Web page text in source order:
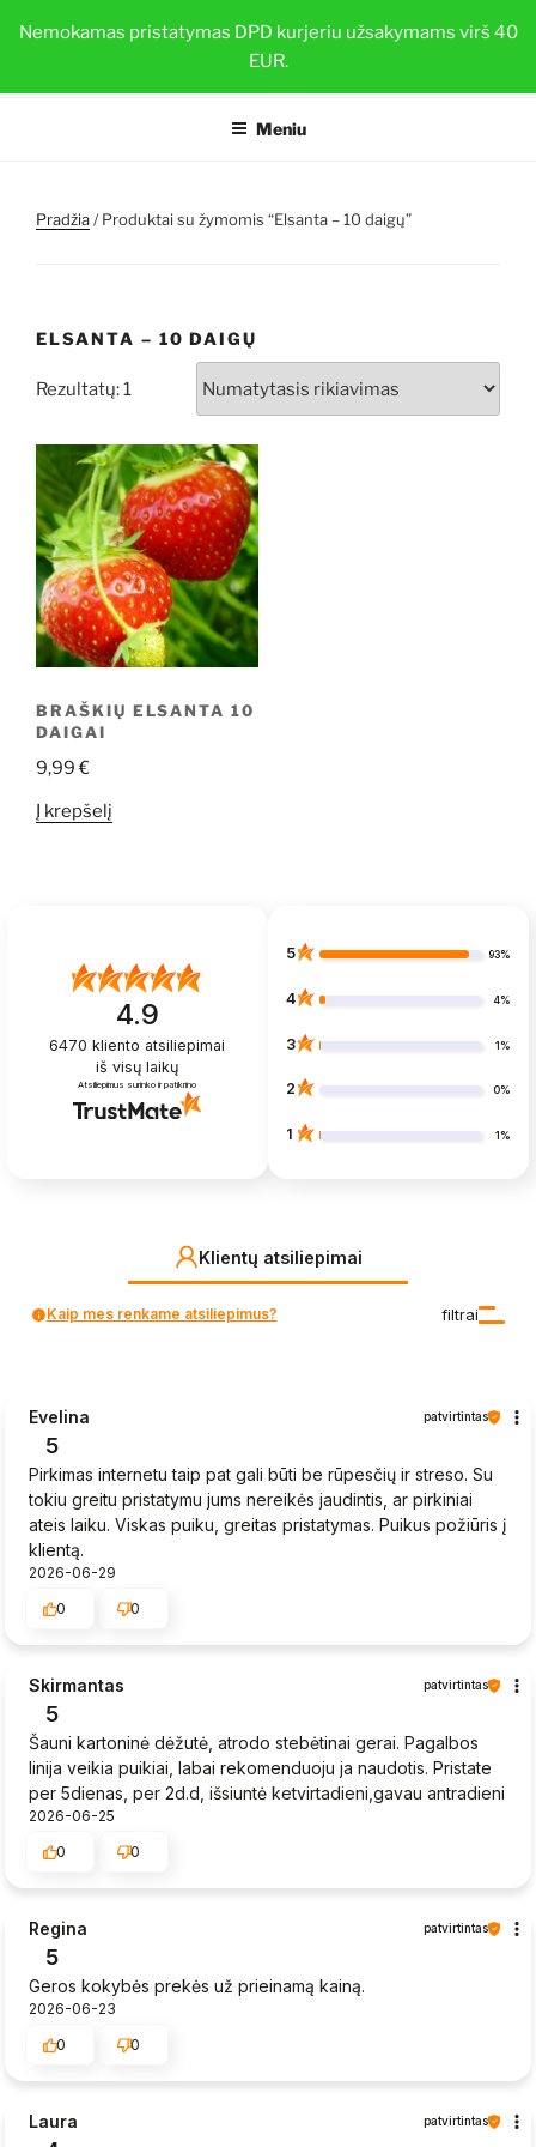
Nemokamas pristatymas DPD kurjeriu užsakymams virš 40
EUR.
prie BRAŠKIŲ DAIGAI
Sveiki ir stiprūs augalai su TOP-PLANT™
Meniu
Pradžia/ Produktai su žymomis “Elsanta – 10 daigų”
ELSANTA – 10 DAIGŲ
Rezultatų: 1
BRAŠKIŲ ELSANTA 10
DAIGAI
9,99€
Į krepšelį
4.9
6470 kliento atsiliepimai
iš visų laikų
Atsiliepimus surinko ir patikrino
5 93%
4 4%
3 1%
2 0%
1 1%
Klientų atsiliepimai
filtrai
Kaip mes renkame atsiliepimus?
Evelina patvirtintas
5
Pirkimas internetu taip pat gali būti be rūpesčių ir streso. Su
tokiu greitu pristatymu jums nereikės jaudintis, ar pirkiniai
ateis laiku. Viskas puiku, greitas pristatymas. Puikus požiūris į
klientą.
2026-06-29
0
0
Skirmantas patvirtintas
5
Šauni kartoninė dėžutė, atrodo stebėtinai gerai. Pagalbos
linija veikia puikiai, labai rekomenduoju ja naudotis. Pristate
per 5dienas, per 2d.d, išsiuntė ketvirtadieni,gavau antradieni
2026-06-25
0
0
Regina patvirtintas
5
Geros kokybės prekės už prieinamą kainą.
2026-06-23
0
0
Laura patvirtintas